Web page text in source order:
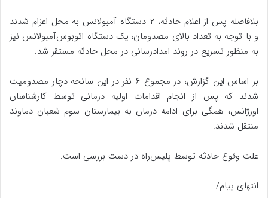
بلافاصله پس از اعلام حادثه، ۲ دستگاه آمبولانس به محل اعزام شدند
و با توجه به تعداد بالای مصدومان، یک دستگاه اتوبوس‌آمبولانس نیز
به منظور تسریع در روند امدادرسانی در محل حادثه مستقر شد.
بر اساس این گزارش، در مجموع ۶ نفر در این سانحه دچار مصدومیت
شدند که پس از انجام اقدامات اولیه درمانی توسط کارشناسان
اورژانس، همگی برای ادامه درمان به بیمارستان سوم شعبان دماوند
منتقل شدند.
علت وقوع حادثه توسط پلیس‌راه در دست بررسی است.
انتهای پیام/